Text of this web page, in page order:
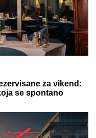
замку
Заостру